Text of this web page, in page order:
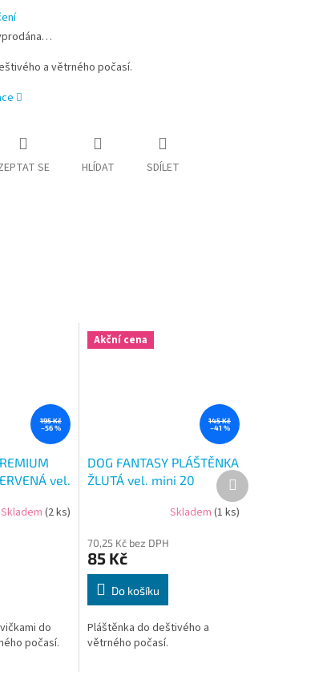
a větrného počasí.
SE HLÍDAT SDÍLET
195 Kč
–56 %
vel.
Skladem(2 ks)
do
počasí.
Akční cena
145 Kč
–41 %
DOG FANTASY PLÁŠTĚNKA
ŽLUTÁ vel. mini 20
Skladem (1 ks)
70,25 Kč bez DPH
85 Kč
Do košíku
Pláštěnka do deštivého a
větrného počasí.
Další
produkt